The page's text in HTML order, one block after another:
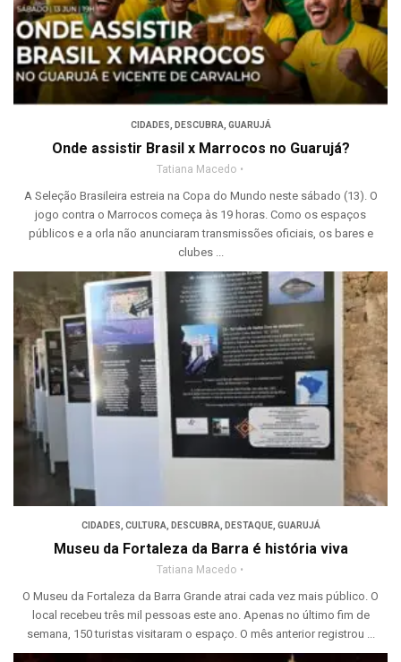
CIDADES, DESCUBRA, GUARUJÁ
Onde assistir Brasil x Marrocos no Guarujá?
Tatiana Macedo
A Seleção Brasileira estreia na Copa do Mundo neste sábado (13). O
jogo contra o Marrocos começa às 19 horas. Como os espaços
públicos e a orla não anunciaram transmissões oficiais, os bares e
clubes ...
CIDADES CULTURA DESCUBRA DESTAQUE, GUARUJÁ
Museu da Fortaleza da Barra é história viva
Tatiana Macedo
O Museu da Fortaleza da Barra Grande atrai cada vez mais público. O
local recebeu três mil pessoas este ano. Apenas no último fim de
semana, 150 turistas visitaram o espaço. O mês anterior registrou ...